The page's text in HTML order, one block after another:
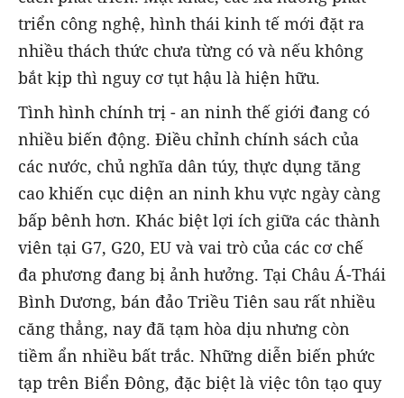
triển công nghệ, hình thái kinh tế mới đặt ra
nhiều thách thức chưa từng có và nếu không
bắt kịp thì nguy cơ tụt hậu là hiện hữu.
Tình hình chính trị - an ninh thế giới đang có
nhiều biến động. Điều chỉnh chính sách của
các nước, chủ nghĩa dân túy, thực dụng tăng
cao khiến cục diện an ninh khu vực ngày càng
bấp bênh hơn. Khác biệt lợi ích giữa các thành
viên tại G7, G20, EU và vai trò của các cơ chế
đa phương đang bị ảnh hưởng. Tại Châu Á-Thái
Bình Dương, bán đảo Triều Tiên sau rất nhiều
căng thẳng, nay đã tạm hòa dịu nhưng còn
tiềm ẩn nhiều bất trắc. Những diễn biến phức
tạp trên Biển Đông, đặc biệt là việc tôn tạo quy